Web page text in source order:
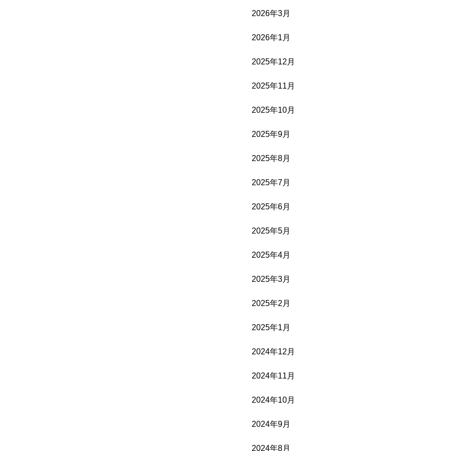
2026年3月
2026年1月
2025年12月
2025年11月
2025年10月
2025年9月
2025年8月
2025年7月
2025年6月
2025年5月
2025年4月
2025年3月
2025年2月
2025年1月
2024年12月
2024年11月
2024年10月
2024年9月
2024年8月